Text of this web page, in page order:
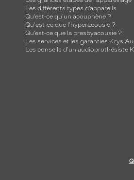
Les différents types d’appareils
Qu’est-ce qu'un acouphène ?
Qu'est-ce que l'hyperacousie ?
Qu’est-ce que la presbyacousie ?
Les services et les garanties Krys
Les conseils d'un audioprothésiste